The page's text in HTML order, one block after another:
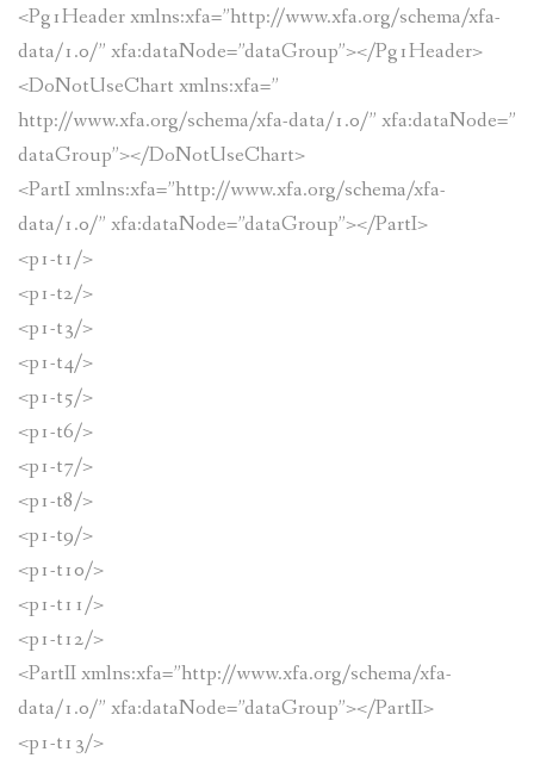
<Pg1Header xmlns:xfa=”http://www.xfa.org/schema/xfa-
data/1.0/” xfa:dataNode=”dataGroup”></Pg1Header>
<DoNotUseChart xmlns:xfa=”
http://www.xfa.org/schema/xfa-data/1.0/” xfa:dataNode=”
dataGroup”></DoNotUseChart>
<PartI xmlns:xfa=”http://www.xfa.org/schema/xfa-
data/1.0/” xfa:dataNode=”dataGroup”></PartI>
<p1-t1/>
<p1-t2/>
<p1-t3/>
<p1-t4/>
<p1-t5/>
<p1-t6/>
<p1-t7/>
<p1-t8/>
<p1-t9/>
<p1-t10/>
<p1-t11/>
<p1-t12/>
<PartII xmlns:xfa=”http://www.xfa.org/schema/xfa-
data/1.0/” xfa:dataNode=”dataGroup”></PartII>
<p1-t13/>